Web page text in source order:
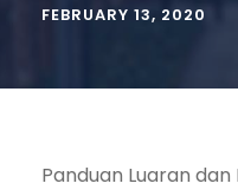
FEBRUARY 13, 2020
Panduan Luaran